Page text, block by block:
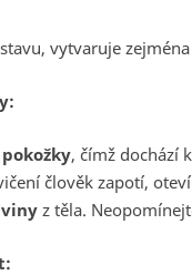
vytvaruje zejména
, čímž dochází
člověk zapotí,
z těla.